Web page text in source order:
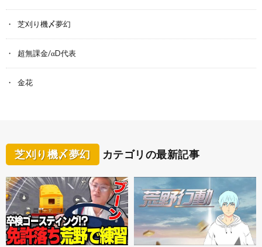
芝刈り機〆夢幻
超無課金/αD代表
金花
芝刈り機〆夢幻 カテゴリの最新記事